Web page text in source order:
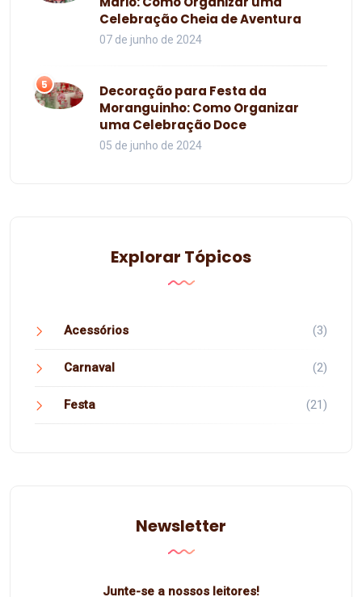
Celebração Cheia de Aventura
07 de junho de 2024
5
Decoração para Festa da
Moranguinho: Como Organizar
uma Celebração Doce
05 de junho de 2024
Explorar Tópicos
Acessórios (3)
Carnaval (2)
Festa (21)
Newsletter
Junte-se a nossos leitores!